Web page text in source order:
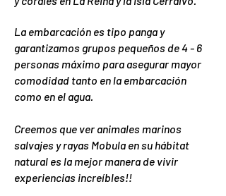
La embarcación es tipo panga y
garantizamos grupos pequeños de 4 - 6
personas máximo para asegurar mayor
comodidad tanto en la embarcación
como en el agua.
Creemos que ver animales marinos
salvajes y rayas Mobula en su hábitat
natural es la mejor manera de vivir
experiencias increíbles!!